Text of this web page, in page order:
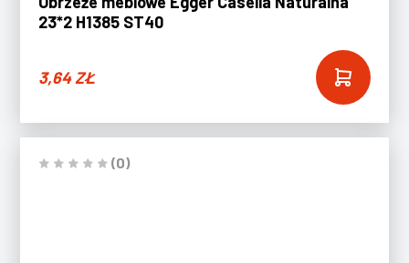
23*2 H1385 ST40
3,64ZŁ
(0)